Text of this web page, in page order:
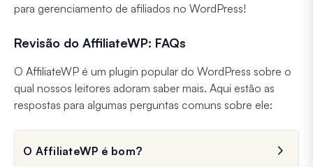
para gerenciamento de afiliados no WordPress!
Revisão do AffiliateWP: FAQs
O AffiliateWP é um plugin popular do WordPress sobre o
qual nossos leitores adoram saber mais. Aqui estão as
respostas para algumas perguntas comuns sobre ele:
O AffiliateWP é bom?